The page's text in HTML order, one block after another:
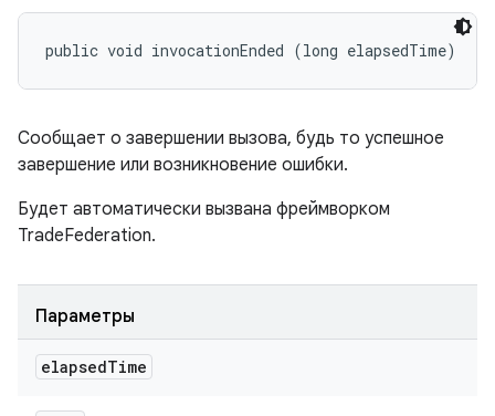
public void invocationEnded (long elapsedTime)
Сообщает о завершении вызова, будь то успешное
завершение или возникновение ошибки.
Будет автоматически вызвана фреймворком
TradeFederation.
Параметры
elapsedTime